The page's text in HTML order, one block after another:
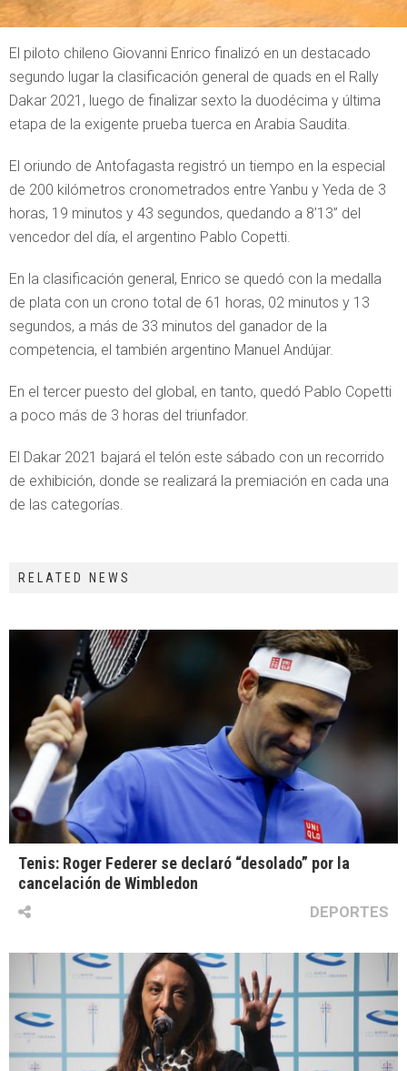
El piloto chileno Giovanni Enrico finalizó en un destacado
segundo lugar la clasificación general de quads en el Rally
Dakar 2021, luego de finalizar sexto la duodécima y última
etapa de la exigente prueba tuerca en Arabia Saudita.
El oriundo de Antofagasta registró un tiempo en la especial
de 200 kilómetros cronometrados entre Yanbu y Yeda de 3
horas, 19 minutos y 43 segundos, quedando a 8’13” del
vencedor del día, el argentino Pablo Copetti.
En la clasificación general, Enrico se quedó con la medalla
de plata con un crono total de 61 horas, 02 minutos y 13
segundos, a más de 33 minutos del ganador de la
competencia, el también argentino Manuel Andújar.
En el tercer puesto del global, en tanto, quedó Pablo Copetti
a poco más de 3 horas del triunfador.
El Dakar 2021 bajará el telón este sábado con un recorrido
de exhibición, donde se realizará la premiación en cada una
de las categorías.
RELATED NEWS
Tenis: Roger Federer se declaró “desolado” por la
cancelación de Wimbledon
DEPORTES